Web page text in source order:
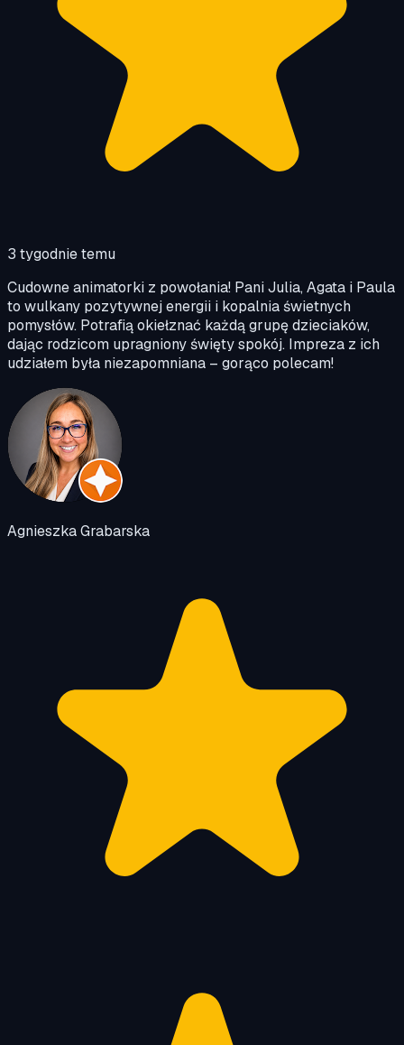
3 tygodnie temu
Cudowne animatorki z powołania! Pani Julia, Agata i Paula
to wulkany pozytywnej energii i kopalnia świetnych
pomysłów. Potrafią okiełznać każdą grupę dzieciaków,
dając rodzicom upragniony święty spokój. Impreza z ich
udziałem była niezapomniana – gorąco polecam!
Agnieszka Grabarska